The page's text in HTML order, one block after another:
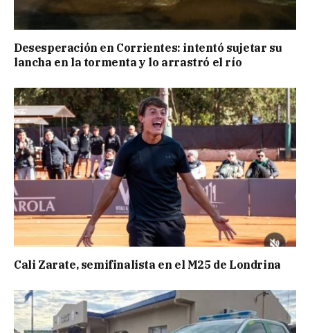
Desesperación en Corrientes: intentó sujetar su
lancha en la tormenta y lo arrastró el río
Cali Zarate, semifinalista en el M25 de Londrina